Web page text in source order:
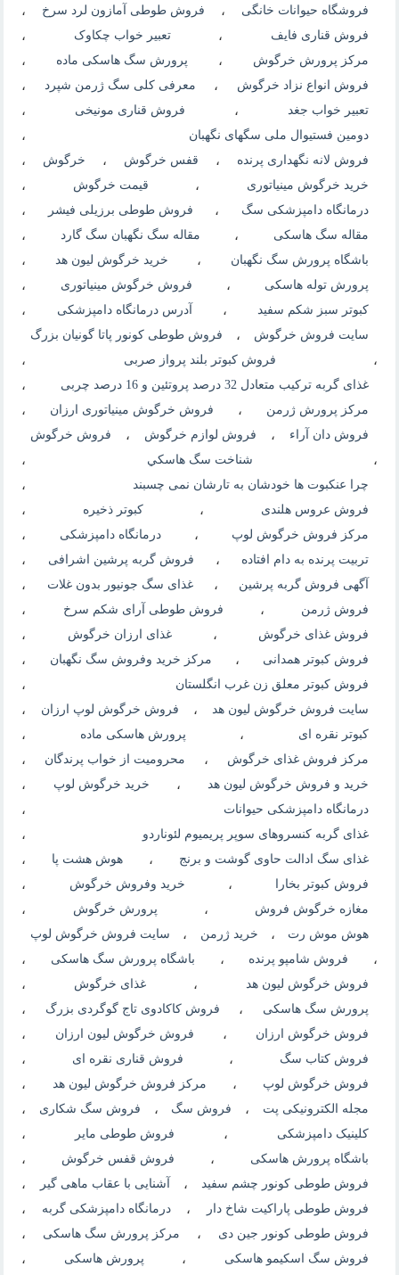
فروشگاه حیوانات خانگی ، فروش طوطی آمازون لرد سرخ ،
فروش قناری فایف ، تعبیر خواب چکاوک ،
مرکز پرورش خرگوش ، پرورش سگ هاسکی ماده ،
فروش انواع نزاد خرگوش ، معرفی کلی سگ ژرمن شپرد ،
تعبیر خواب جغد ، فروش قناری مونیخی ،
دومین فستیوال ملی سگهای نگهبان ،
فروش لانه نگهداری پرنده ، قفس خرگوش ، خرگوش ،
خرید خرگوش مینیاتوری ، قیمت خرگوش ،
درمانگاه دامپزشکی سگ ، فروش طوطی برزیلی فیشر ،
مقاله سگ هاسکی ، مقاله سگ نگهبان سگ گارد ،
باشگاه پرورش سگ نگهبان ، خرید خرگوش لیون هد ،
پرورش توله هاسکی ، فروش خرگوش مینیاتوری ،
کبوتر سبز شکم سفید ، آدرس درمانگاه دامپزشکی ،
سایت فروش خرگوش ، فروش طوطی کونور پاتا گونیان بزرگ
، فروش کبوتر بلند پرواز صربی ،
غذای گربه ترکیب متعادل 32 درصد پروتئین و 16 درصد چربی ،
مرکز پرورش ژرمن ، فروش خرگوش مینیاتوری ارزان ،
فروش دان آراء ، فروش لوازم خرگوش ، فروش خرگوش
، شناخت سگ هاسکي ،
چرا عنکبوت ها خودشان به تارشان نمی چسبند ،
فروش عروس هلندی ، کبوتر ذخیره ،
مرکز فروش خرگوش لوپ ، درمانگاه دامپزشکی ،
تربیت پرنده به دام افتاده ، فروش گربه پرشین اشرافی ،
آگهی فروش گربه پرشین ، غذای سگ جونیور بدون غلات ،
فروش ژرمن ، فروش طوطی آرای شکم سرخ ،
فروش غذای خرگوش ، غذای ارزان خرگوش ،
فروش کبوتر همدانی ، مرکز خرید وفروش سگ نگهبان ،
فروش کبوتر معلق زن غرب انگلستان ،
سایت فروش خرگوش لیون هد ، فروش خرگوش لوپ ارزان ،
کبوتر نقره ای ، پرورش هاسکی ماده ،
مرکز فروش غذای خرگوش ، محرومیت از خواب پرندگان ،
خرید و فروش خرگوش لیون هد ، خرید خرگوش لوپ ،
درمانگاه دامپزشکی حیوانات ،
غذای گربه کنسروهای سوپر پریمیوم لئوناردو ،
غذای سگ ادالت حاوی گوشت و برنج ، هوش هشت پا ،
فروش کبوتر بخارا ، خرید وفروش خرگوش ،
مغازه خرگوش فروش ، پرورش خرگوش ،
هوش موش رت ، خرید ژرمن ، سایت فروش خرگوش لوپ
، فروش شامپو پرنده ، باشگاه پرورش سگ هاسکی ،
فروش خرگوش لیون هد ، غذای خرگوش ،
پرورش سگ هاسکی ، فروش کاکادوی تاج گوگردی بزرگ ،
فروش خرگوش ارزان ، فروش خرگوش لیون ارزان ،
فروش کتاب سگ ، فروش قناری نقره ای ،
فروش خرگوش لوپ ، مرکز فروش خرگوش لیون هد ،
مجله الکترونیکی پت ، فروش سگ ، فروش سگ شکاری ،
کلینیک دامپزشکی ، فروش طوطی مایر ،
باشگاه پرورش هاسکی ، فروش قفس خرگوش ،
فروش طوطی کونور چشم سفید ، آشنایی با عقاب ماهی گیر ،
فروش طوطی پاراکیت شاخ دار ، درمانگاه دامپزشکی گربه ،
فروش طوطی کونور جین دی ، مرکز پرورش سگ هاسکی ،
فروش سگ اسکیمو هاسکی ، پرورش هاسکی ،